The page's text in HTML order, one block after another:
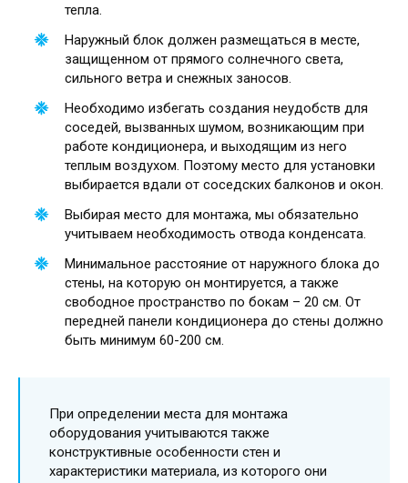
тепла.
Наружный блок должен размещаться в месте,
защищенном от прямого солнечного света,
сильного ветра и снежных заносов.
Необходимо избегать создания неудобств для
соседей, вызванных шумом, возникающим при
работе кондиционера, и выходящим из него
теплым воздухом. Поэтому место для установки
выбирается вдали от соседских балконов и окон.
Выбирая место для монтажа, мы обязательно
учитываем необходимость отвода конденсата.
Минимальное расстояние от наружного блока до
стены, на которую он монтируется, а также
свободное пространство по бокам – 20 см. От
передней панели кондиционера до стены должно
быть минимум 60-200 см.
При определении места для монтажа
оборудования учитываются также
конструктивные особенности стен и
характеристики материала, из которого они